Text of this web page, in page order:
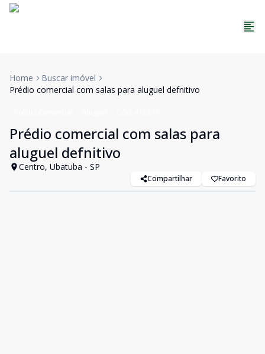
Home
Buscar imóvel
Prédio comercial com salas para aluguel defnitivo
Prédio comercial com salas para
aluguel defnitivo
Centro, Ubatuba - SP
Compartilhar Favorito